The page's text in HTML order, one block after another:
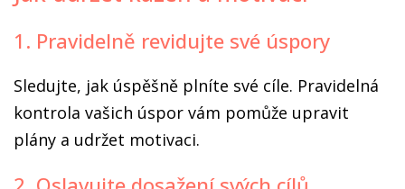
1. Pravidelně revidujte své úspory
Sledujte, jak úspěšně plníte své cíle. Pravidelná
kontrola vašich úspor vám pomůže upravit
plány a udržet motivaci.